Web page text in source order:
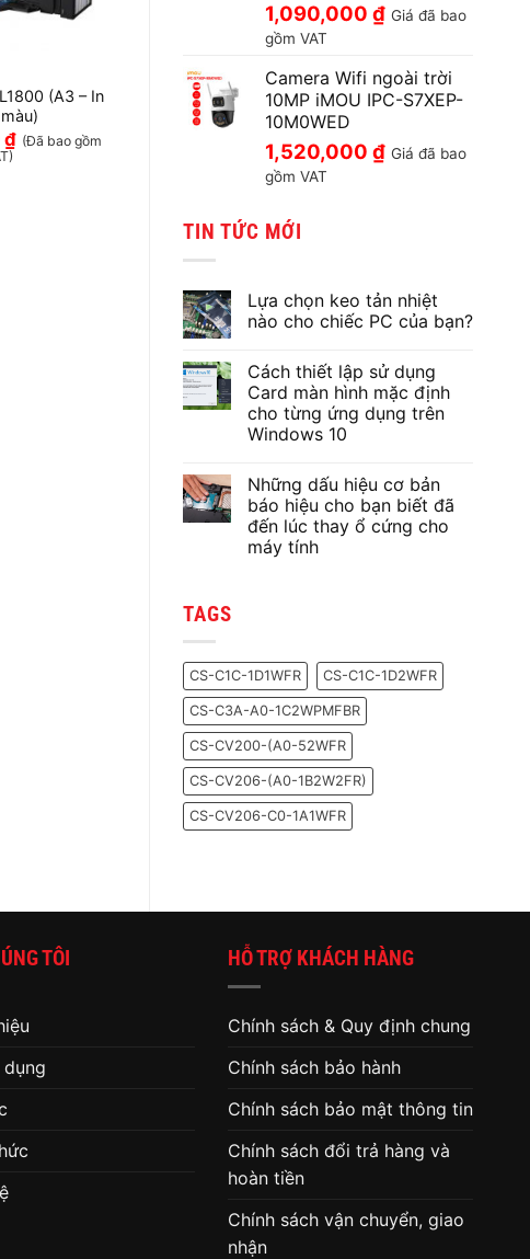
1,090,000 ₫ Giá đã bao
gồm VAT
Camera Wifi ngoài trời
10MP iMOU IPC-S7XEP-
10M0WED
1,520,000 ₫ Giá đã bao
gồm VAT
TIN TỨC MỚI
Lựa chọn keo tản nhiệt
nào cho chiếc PC của bạn?
bình
luận
ở
Lựa
chọn
keo
nào
cho
chiếc
PC
của
bạn?
Cách thiết lập sử dụng
Card màn hình mặc định
cho từng ứng dụng trên
Windows 10
bình
luận
ở
Cách
thiết
lập
cho
từng
ứng
dụng
trên
Windows
10
Những dấu hiệu cơ bản
báo hiệu cho bạn biết đã
đến lúc thay ổ cứng cho
máy tính
hiệu
cơ
bản
báo
hiệu
cho
bạn
biết
đã
đến
lúc
thay
TAGS
CS-C1C-1D1WFR CS-C1C-1D2WFR
CS-C3A-A0-1C2WPMFBR
CS-CV200-(A0-52WFR
CS-CV206-(A0-1B2W2FR)
CS-CV206-C0-1A1WFR
(A3 – In
₫ (Đã bao gồm
TÔI
dụng
HỖ TRỢ KHÁCH HÀNG
Chính sách & Quy định chung
Chính sách bảo hành
Chính sách bảo mật thông tin
Chính sách đổi trả hàng và
hoàn tiền
Chính sách vận chuyển, giao
nhận